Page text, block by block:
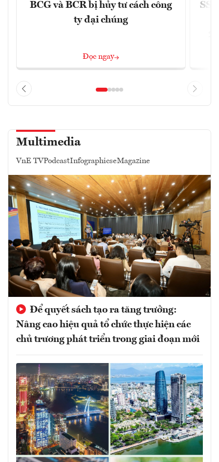
BCG và BCR bị hủy tư cách công
ty đại chúng
Đọc ngay
SSI
Multimedia
VnE TVPodcastInfographicseMagazine
Để quyết sách tạo ra tăng trưởng:
Nâng cao hiệu quả tổ chức thực hiện các
chủ trương phát triển trong giai đoạn mới